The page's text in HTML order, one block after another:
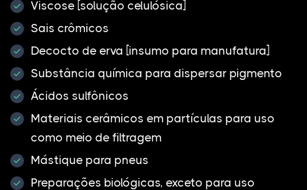
Viscose [solução celulósica]
Sais crômicos
Decocto de erva [insumo para manufatura]
Substância química para dispersar pigmento
Ácidos sulfônicos
Materiais cerâmicos em partículas para uso
como meio de filtragem
Mástique para pneus
Preparações biológicas, exceto para uso